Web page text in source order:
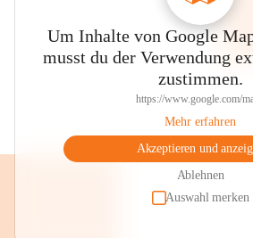
Um Inhalte von Google
musst du der Verwendung
zustimmen.
https://www.google.com/
Mehr erfahren
Akzeptieren und
Ablehnen
Auswahl merken